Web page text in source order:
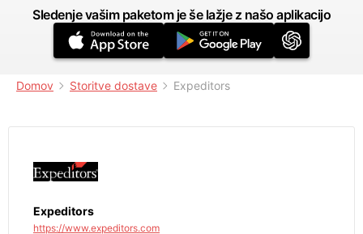
Sledenje vašim paketom je še lažje z našo aplikacijo
Domov Storitve dostave Expeditors
Expeditors
https://www.expeditors.com